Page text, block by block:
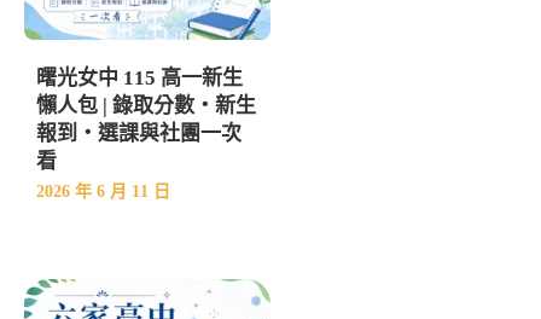
曙光女中 115 高一新生
懶人包 | 錄取分數・新生
報到・選課與社團一次
看
2026 年 6 月 11 日